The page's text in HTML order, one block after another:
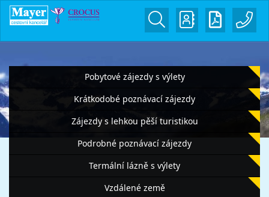
Pobytové zájezdy s výlety
Krátkodobé poznávací zájezdy
Zájezdy s lehkou pěší turistikou
Podrobné poznávací zájezdy
Termální lázně s výlety
Vzdálené země